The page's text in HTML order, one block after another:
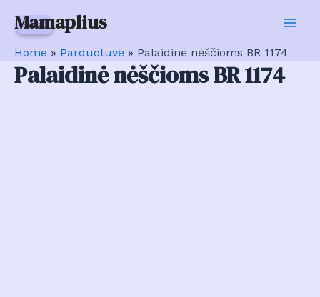
prieMamaplius
Home » Parduotuvė » Palaidinė nėščioms BR 1174
Palaidinė nėščioms BR 1174
Sale!
Sale!